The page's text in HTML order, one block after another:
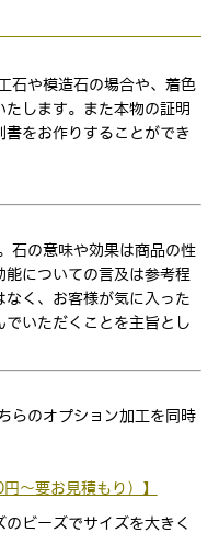
石や模造石の場合や、着色
します。また本物の証明
をお作りすることができ
石の意味や効果は商品の性
についての言及は参考程
く、お客様が気に入った
いただくことを主旨とし
らのオプション加工を同時
〜要お見積もり）】
ビーズでサイズを大きく